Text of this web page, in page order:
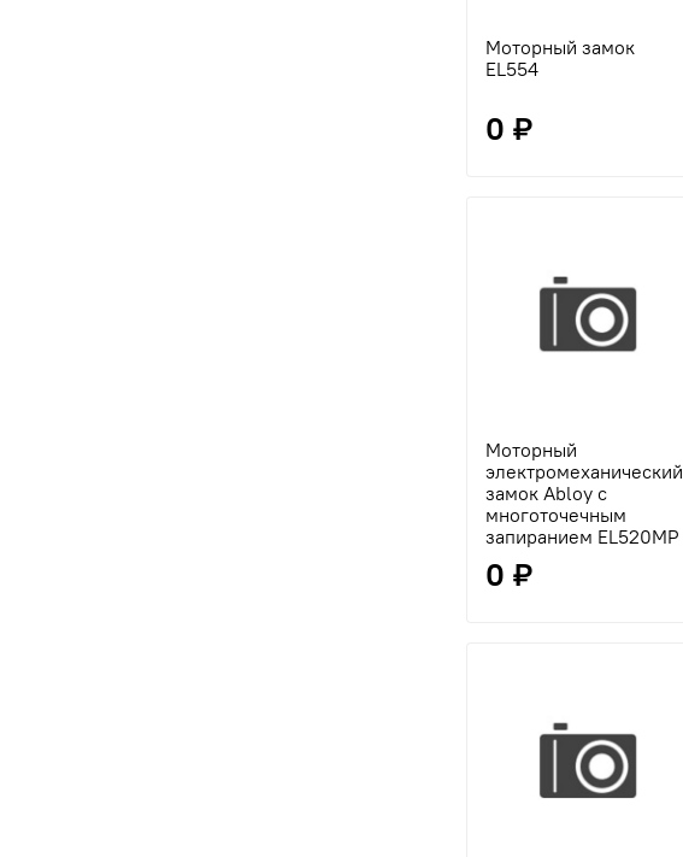
Моторный замок
EL554
0 ₽
Моторный
электромеханический
замок Abloy с
многоточечным
запиранием EL520MP
0 ₽